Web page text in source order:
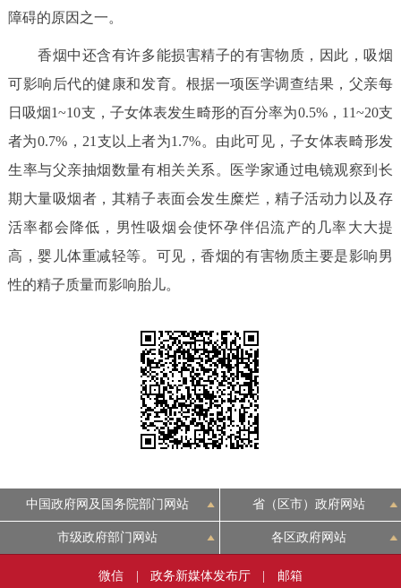
政民互动
12345网上接诉即办 我要咨询 我要建议
参与调查 在线访谈 图说互动
走进北京
绿色北京
한국어
FRANÇAIS
ESPAÑOL العربية PORTUGUÊS
ITALIANO
障碍的原因之一。
香烟中还含有许多能损害精子的有害物质，因此，吸烟
可影响后代的健康和发育。根据一项医学调查结果，父亲每
日吸烟1~10支，子女体表发生畸形的百分率为0.5%，11~20支
者为0.7%，21支以上者为1.7%。由此可见，子女体表畸形发
生率与父亲抽烟数量有相关关系。医学家通过电镜观察到长
期大量吸烟者，其精子表面会发生糜烂，精子活动力以及存
活率都会降低，男性吸烟会使怀孕伴侣流产的几率大大提
高，婴儿体重减轻等。可见，香烟的有害物质主要是影响男
性的精子质量而影响胎儿。
中国政府网及国务院部门网站 省（区市）政府网站
市级政府部门网站 各区政府网站
微信 政务新媒体发布厅 邮箱